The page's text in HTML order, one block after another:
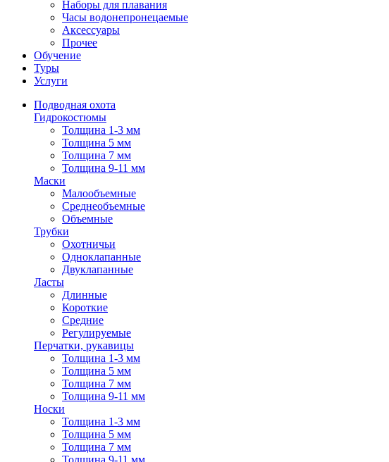
Наборы для плавания
Часы водонепронецаемые
Аксессуары
Прочее
Обучение
Туры
Услуги
Подводная охота
Гидрокостюмы
Толщина 1-3 мм
Толщина 5 мм
Толщина 7 мм
Толщина 9-11 мм
Маски
Малообъемные
Среднеобъемные
Объемные
Трубки
Охотничьи
Одноклапанные
Двуклапанные
Ласты
Длинные
Короткие
Средние
Регулируемые
Перчатки, рукавицы
Толщина 1-3 мм
Толщина 5 мм
Толщина 7 мм
Толщина 9-11 мм
Носки
Толщина 1-3 мм
Толщина 5 мм
Толщина 7 мм
Толщина 9-11 мм